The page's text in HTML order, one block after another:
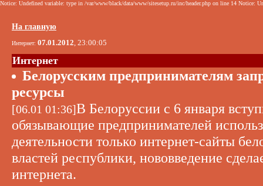
Notice: Undefined variable: type in /var/www/black/data/www/sitesetup.ru/inc/header.php on line 14 Notice:
На главную
Интернет: 07.01.2012, 23:00:05
Интернет
Белорусским предпринимателям
ресурсы
[06.01 01:36]В Белоруссии с 6 января
обязывающие предпринимателей
деятельности только интернет-сайты
властей республики, нововведение
интернета.